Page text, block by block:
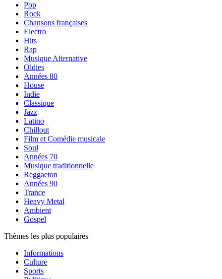
Pop
Rock
Chansons françaises
Electro
Hits
Rap
Musique Alternative
Oldies
Années 80
House
Indie
Classique
Jazz
Latino
Chillout
Film et Comédie musicale
Soul
Années 70
Musique traditionnelle
Reggaeton
Années 90
Trance
Heavy Metal
Ambient
Gospel
Thèmes les plus populaires
Informations
Culture
Sports